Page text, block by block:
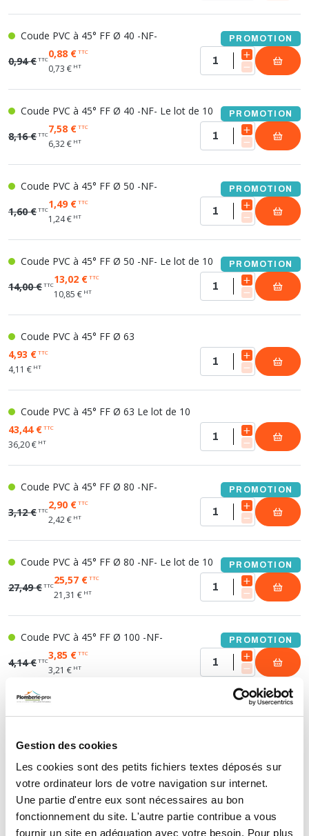
Gestion des cookies
Les cookies sont des petits fichiers textes déposés sur
votre ordinateur lors de votre navigation sur internet.
Une partie d'entre eux sont nécessaires au bon
fonctionnement du site. L'autre partie contribue a vous
fournir un site en adéquation avec votre besoin. Pour plus
Coude PVC à 45° FF Ø 40 -NF- PROMOTION
0,94 €TTC0,88 €TTC
0,73 € HT
Coude PVC à 45° FF Ø 40 -NF- Le lot de 10 PROMOTION
8,16 €TTC7,58 €TTC
6,32 € HT
Coude PVC à 45° FF Ø 50 -NF- PROMOTION
1,60 €TTC1,49 €TTC
1,24 € HT
Coude PVC à 45° FF Ø 50 -NF- Le lot de 10 PROMOTION
14,00 €TTC13,02 €TTC
10,85 € HT
Coude PVC à 45° FF Ø 63
4,93 €TTC
4,11 € HT
Coude PVC à 45° FF Ø 63 Le lot de 10
43,44 €TTC
36,20 € HT
Coude PVC à 45° FF Ø 80 -NF- PROMOTION
3,12 €TTC2,90 €TTC
2,42 € HT
Coude PVC à 45° FF Ø 80 -NF- Le lot de 10 PROMOTION
27,49 €TTC25,57 €TTC
21,31 € HT
Coude PVC à 45° FF Ø 100 -NF- PROMOTION
4,14 €TTC3,85 €TTC
3,21 € HT
9,42 €HT
COUDE PVC MF 45°